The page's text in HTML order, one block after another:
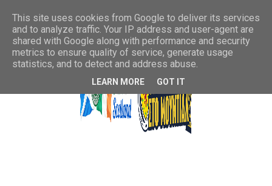
This site uses cookies from Google to deliver its services
and to analyze traffic. Your IP address and user-agent are
shared with Google along with performance and security
metrics to ensure quality of service, generate usage
statistics, and to detect and address abuse.
LEARN MORE GOT IT